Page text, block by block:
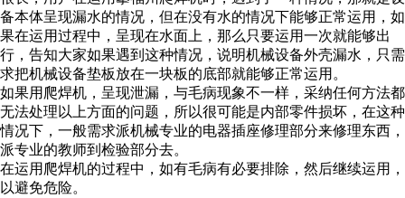
备本体呈现漏水的情况，但在没有水的情况下能够正常运用，如
果在运用过程中，呈现在水面上，那么只要运用一次就能够出
行，告知大家如果遇到这种情况，说明机械设备外壳漏水，只需
求把机械设备垫板放在一块板的底部就能够正常运用。
如果用爬焊机，呈现泄漏，与毛病现象不一样，采纳任何方法都
无法处理以上方面的问题，所以很可能是内部零件损坏，在这种
情况下，一般需求派机械专业的电器插座修理部分来修理东西，
派专业的教师到检验部分去。
在运用爬焊机的过程中，如有毛病有必要排除，然后继续运用，
以避免危险。